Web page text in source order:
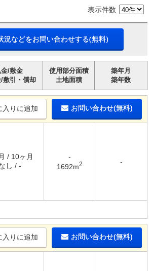
表示件数
況などをお問い合わせする(無料)
/敷金
敷引・償却
使用部分面積
土地面積
築年月
築年数
入りに追加 お問い合わせ(無料)
/ 10ヶ月
し / -
-
1692m2 -
入りに追加 お問い合わせ(無料)